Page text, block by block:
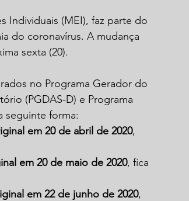
Individuais (MEI), faz parte do
do coronavírus. A mudança
sexta (20).
no Programa Gerador do
(PGDAS-D) e Programa
seguinte forma:
em 20 de abril de 2020,
em 20 de maio de 2020, fica
em 22 de junho de 2020,